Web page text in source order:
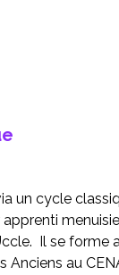
un cycle
Il se
au